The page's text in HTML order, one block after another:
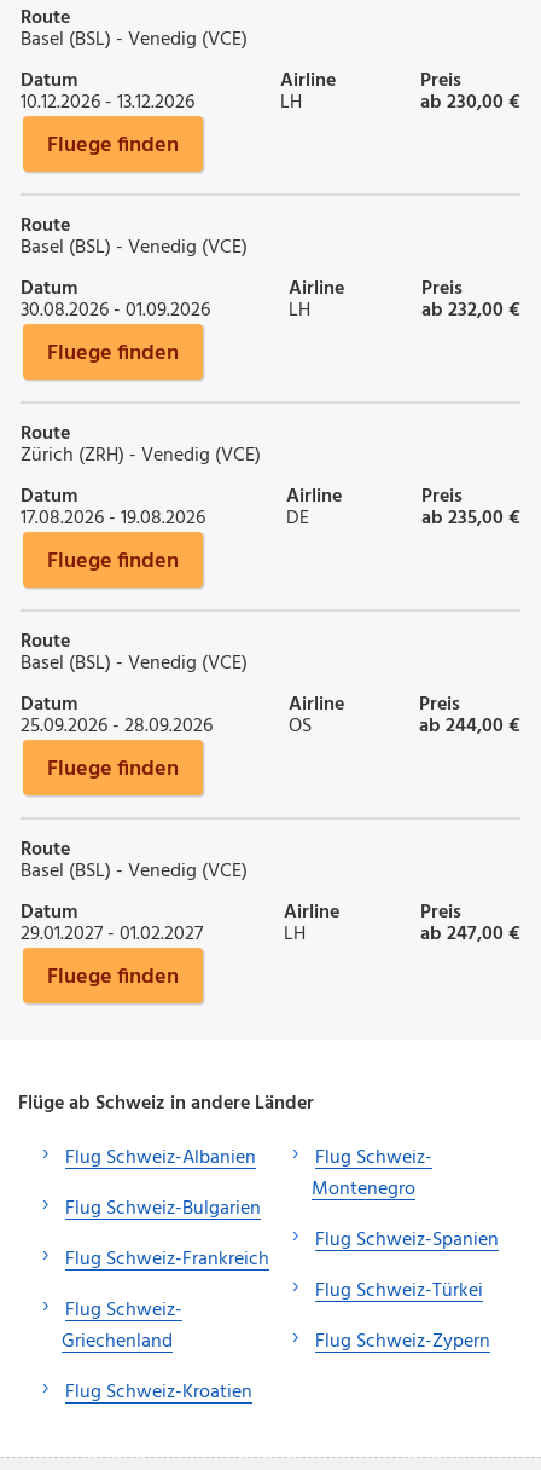
Route
Basel (BSL) - Venedig (VCE)
Datum
10.12.2026 - 13.12.2026
Airline
LH
Preis
ab 230,00 €
Fluege finden
Route
Basel (BSL) - Venedig (VCE)
Datum
30.08.2026 - 01.09.2026
Airline
LH
Preis
ab 232,00 €
Fluege finden
Route
Zürich (ZRH) - Venedig (VCE)
Datum
17.08.2026 - 19.08.2026
Airline
DE
Preis
ab 235,00 €
Fluege finden
Route
Basel (BSL) - Venedig (VCE)
Datum
25.09.2026 - 28.09.2026
Airline
OS
Preis
ab 244,00 €
Fluege finden
Route
Basel (BSL) - Venedig (VCE)
Datum
29.01.2027 - 01.02.2027
Airline
LH
Preis
ab 247,00 €
Fluege finden
Flüge ab Schweiz in andere Länder
Flug Schweiz-Albanien
Flug Schweiz-Bulgarien
Flug Schweiz-Frankreich
Flug Schweiz-
Griechenland
Flug Schweiz-Kroatien
Flug Schweiz-
Montenegro
Flug Schweiz-Spanien
Flug Schweiz-Türkei
Flug Schweiz-Zypern